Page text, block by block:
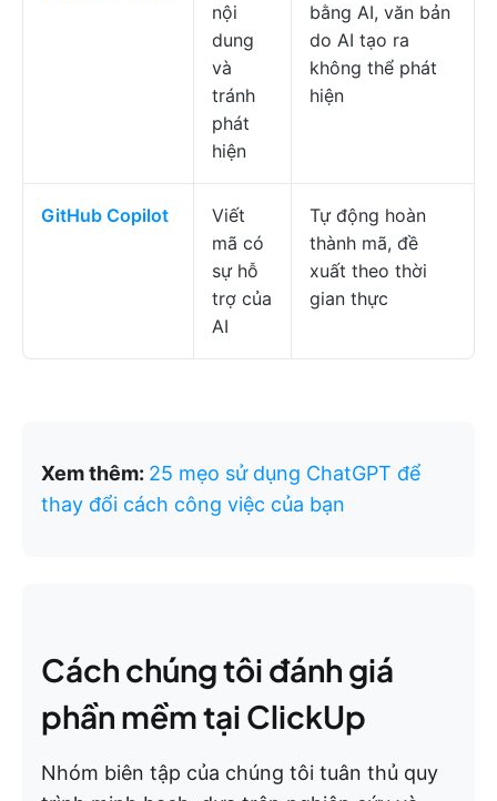
nội
dung
và
tránh
phát
hiện
bằng AI, văn bản
do AI tạo ra
không thể phát
hiện
GitHub Copilot
Viết
mã có
sự hỗ
trợ của
AI
Tự động hoàn
thành mã, đề
xuất theo thời
gian thực
Xem thêm: 25 mẹo sử dụng ChatGPT để
thay đổi cách công việc của bạn
Cách chúng tôi đánh giá
phần mềm tại ClickUp
Nhóm biên tập của chúng tôi tuân thủ quy